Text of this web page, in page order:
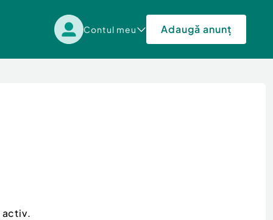
Contul meu Adaugă anunț
activ.